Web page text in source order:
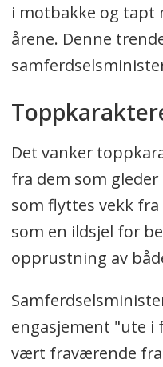
i motbakke og tapt
årene. Denne
Det vanker
fra dem som
som flyttes vekk
som en ildsjel for
opprustning av
engasjement "ute i
vært fraværende fra